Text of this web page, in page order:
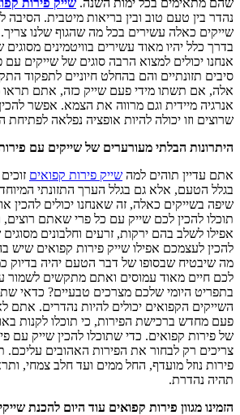
נהדר בין טעם טוב ובין בריאות מיטבית.
שייקים כאלה עשירים בכל מה שהגוף שלנו
בדרך כלל יהיו מאוד עשירים בוויטמינים מסוגים
אנחנו יכולים למצוא הרבה סוגים של שייקים
סיבים תזונתיים והם בהחלט חיוניים לתפקוד
אלה, אם תשתו מידי פעם שייק כזה, אתם תראו
אנרגיה מיידית וגם מרווה את הצמא. אפשר
שרוצים וזו יכולה להיות אופציה נפלאה
היתרונות הבלתי מעורערים של שייקים עם
אתם עדיין תוהים למה שייק פירות קפואים
בגלל הטעם, אלא גם בגלל הערך התזונתי
שיפה בשייקים כאלה, זה שאנחנו יכולים להכין
תוכלו להכין לכם שייק עם כל פרי שאתם
אפילו לשלב בהם ירקות, זרעים וחלבונים
להכין לעצמכם אפילו שייק פירות קפואים שיש
מה שיבטיח שבסופו של דבר הטעם יהיה בדיוק
לכם חיים מאוד עמוסים ואתם מתקשים לשמור
בתפריט היומי שלכם מצרכים טבעיים? כדאי
השייקים הקפואים יכולים להיות נהדרים. אתם
פעם מחדש ברכישת הפירות, כי תוכלו לקנות
של פירות קפואים. כדי שתוכלו להכין שייק עם
צריכים רק לבחור את הפירות האהובים עליכם.
פירות נוזל מועדף, החל ממים ועד חלב צמחי,
תהיה נהדרת.
הזמינו מגוון פירות קפואים עוד היום להכנת